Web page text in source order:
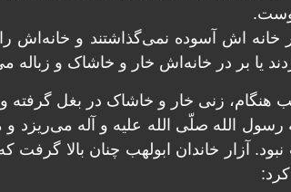
خانه اش آسوده نمی‌گذاشتند و خانه‌اش را
یا بر در خانه‌اش خار و خاشاک و زباله
زنی خار و خاشاک در بغل گرفته و
رسول الله صلّی الله علیه و آله
آزار خاندان ابولهب چنان بالا گرفت